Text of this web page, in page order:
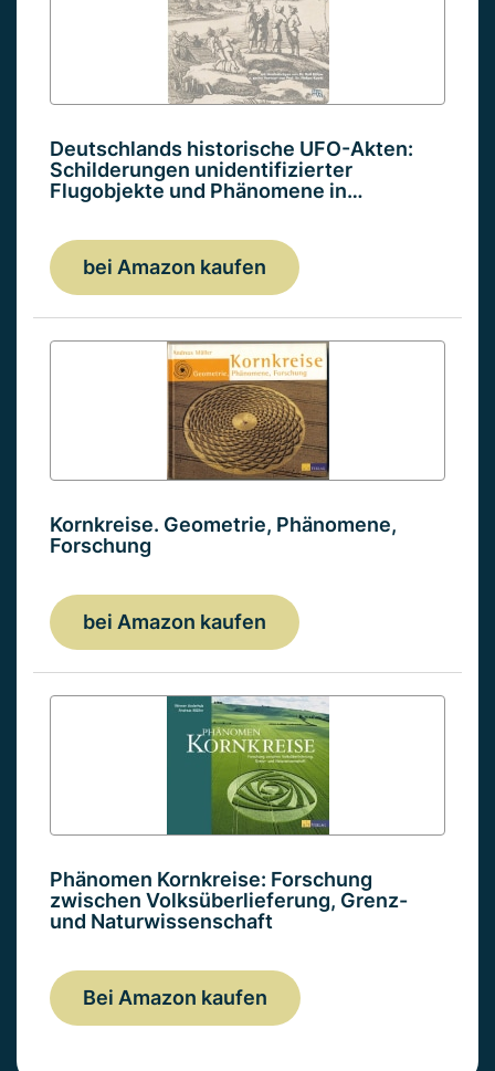
Deutschlands historische UFO-Akten:
Schilderungen unidentifizierter
Flugobjekte und Phänomene in…
bei Amazon kaufen
Kornkreise. Geometrie, Phänomene,
Forschung
bei Amazon kaufen
Phänomen Kornkreise: Forschung
zwischen Volksüberlieferung, Grenz-
und Naturwissenschaft
Bei Amazon kaufen